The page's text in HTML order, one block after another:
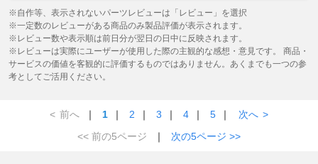
※自作等、表示されないパーツレビューは「レビュー」を選択
※一定数のレビューがある商品のみ製品評価が表示されます。
※レビュー数や表示順は前日分が翌日の日中に反映されます。
※レビューは実際にユーザーが使用した際の主観的な感想・意見です。 商品・
サービスの価値を客観的に評価するものではありません。あくまでも一つの参
考としてご活用ください。
< 前へ ｜ 1 ｜ 2 ｜ 3 ｜ 4 ｜ 5 ｜ 次へ >
<< 前の5ページ
｜ 次の5ページ >>